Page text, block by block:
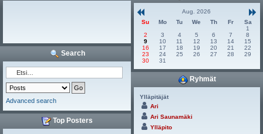
Search
Advanced search
Top Posters
Aug. 2026
Su
Mo Tu We Th Fr
Sa
1
2
3 4 5 6 7
8
9
10 11 12 13 14
15
16
17 18 19 20 21
22
23
24 25 26 27 28
29
30
31
Ryhmät
Ylläpitäjät
Ari
Ari Saunamäki
Ylläpito